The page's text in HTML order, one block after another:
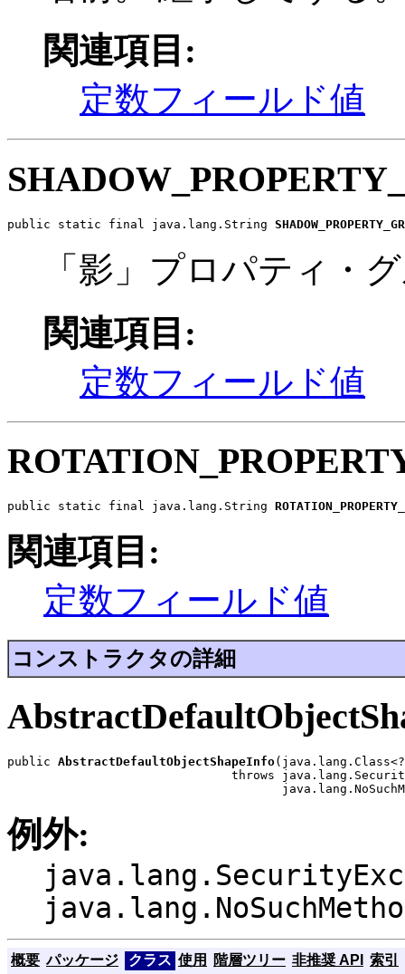
関連項目:
定数フィールド値
public static final java.lang.String
「影」プロパティ・
関連項目:
定数フィールド値
public static final java.lang.String
関連項目:
定数フィールド値
コンストラクタの詳細
public AbstractDefaultObjectShapeInfo
throws
例外:
概要 パッケージ クラス 使用 階層ツリー 非推奨 API 索引